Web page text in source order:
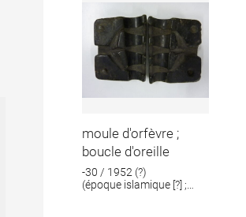
moule d'orfèvre ;
boucle d'oreille
-30 / 1952 (?)
(époque islamique [?] ;